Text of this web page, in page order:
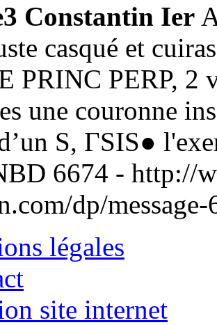
Constantin Ier
casqué et
PRINC PERP, 2
une couronne
S, ΓSIS●
6674 - http://
dp/
légales
site internet